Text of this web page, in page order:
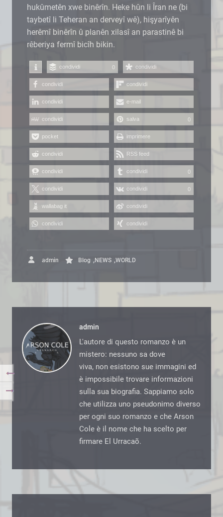
hukûmetên xwe binêrîn. Heke hûn li Îran ne (bi
taybetî li Teheran an derveyî wê), hişyarîyên
herêmî binêrîn û planên xilasî an parastinê bi
rêberiya fermî bicîh bikin.
condividi 0 condividi
condividi condividi
condividi e-mail
condividi salva 0
pocket imprimere
condividi RSS feed
condividi condividi 0
condividi condividi 0
wallabag it condividi
condividi condividi
admin Blog ,NEWS ,WORLD
admin
L'autore di questo romanzo è un
mistero: nessuno sa dove
viva, non esistono sue immagini ed
è impossibile trovare informazioni
sulla sua biografia. Sappiamo solo
che utilizza uno pseudonimo diverso
per ogni suo romanzo e che Arson
Cole è il nome che ha scelto per
firmare El Urracaõ.